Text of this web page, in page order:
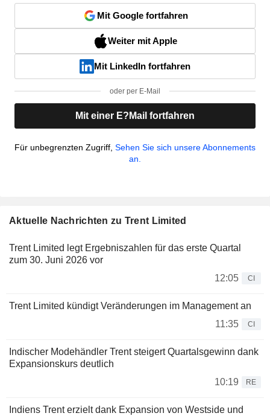
Mit Google fortfahren
Weiter mit Apple
Mit LinkedIn fortfahren
oder per E-Mail
Mit einer E?Mail fortfahren
Für unbegrenzten Zugriff, Sehen Sie sich unsere Abonnements
an.
Aktuelle Nachrichten zu Trent Limited
Trent Limited legt Ergebniszahlen für das erste Quartal
zum 30. Juni 2026 vor
12:05
CI
Trent Limited kündigt Veränderungen im Management an
11:35
CI
Indischer Modehändler Trent steigert Quartalsgewinn dank
Expansionskurs deutlich
10:19
RE
Indiens Trent erzielt dank Expansion von Westside und